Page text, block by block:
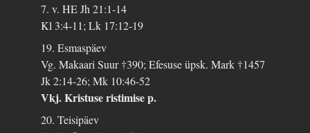
7. v. HE Jh 21:1-14
Kl 3:4-11; Lk 17:12-19
19. Esmaspäev
Vg. Makaari Suur †390; Efesuse üpsk. Mark †1457
Jk 2:14-26; Mk 10:46-52
Vkj. Kristuse ristimise p.
20. Teisipäev